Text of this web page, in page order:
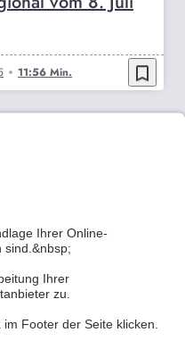
11:56 Min. bookmark_border